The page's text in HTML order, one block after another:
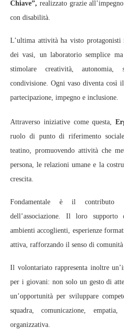
Chiave”, realizzato grazie
con disabilità.
L’ultima attività ha visto
dei vasi, un laboratorio semplice
stimolare creatività,
condivisione. Ogni vaso diventa così
partecipazione, impegno e inclusione.
Attraverso iniziative come questa,
ruolo di punto di riferimento
teatino, promuovendo attività che
persona, le relazioni umane e la
crescita.
Fondamentale è il contributo
dell’associazione. Il loro supporto
ambienti accoglienti, esperienze
attiva, rafforzando il senso di comunità
Il volontariato rappresenta inoltre
per i giovani: non solo un gesto di
un’opportunità per sviluppare
squadra, comunicazione,
organizzativa.